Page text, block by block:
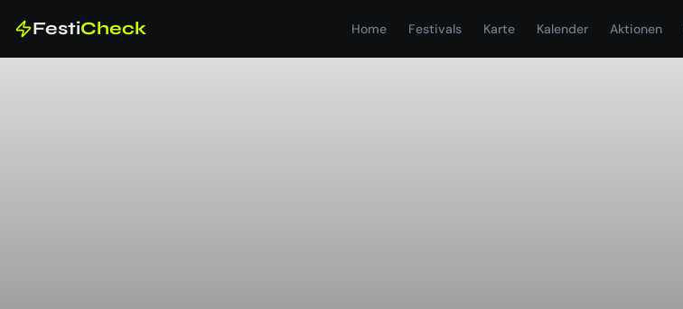
FestiCheck Home Festivals Karte Kalender Aktionen